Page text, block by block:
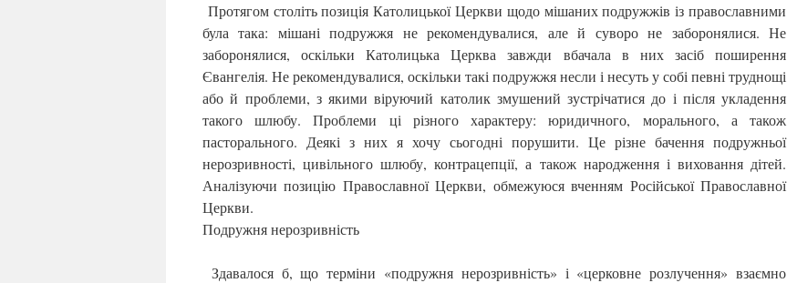
Протягом століть позиція Католицької Церкви щодо мішаних подружжів із православними
була така: мішані подружжя не рекомендувалися, але й суворо не заборонялися. Не
заборонялися, оскільки Католицька Церква завжди вбачала в них засіб поширення
Євангелія. Не рекомендувалися, оскільки такі подружжя несли і несуть у собі певні труднощі
або й проблеми, з якими віруючий католик змушений зустрічатися до і після укладення
такого шлюбу. Проблеми ці різного характеру: юридичного, морального, а також
пасторального. Деякі з них я хочу сьогодні порушити. Це різне бачення подружньої
нерозривності, цивільного шлюбу, контрацепції, а також народження і виховання дітей.
Аналізуючи позицію Православної Церкви, обмежуюся вченням Російської Православної
Церкви.
Подружня нерозривність
Здавалося б, що терміни «подружня нерозривність» і «церковне розлучення» взаємно